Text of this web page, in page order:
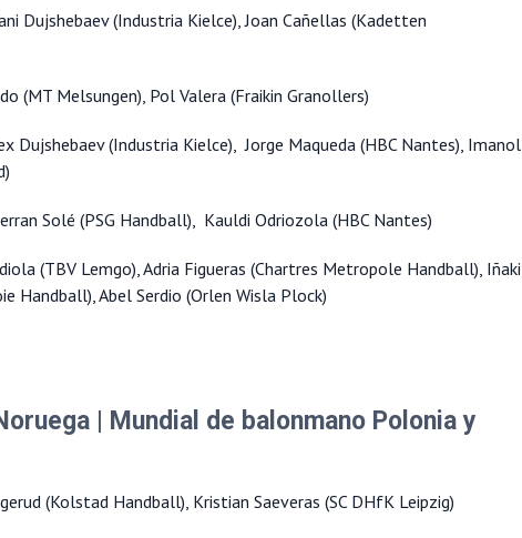
Dujshebaev (Industria Kielce), Joan Cañellas (Kadetten
(MT Melsungen), Pol Valera (Fraikin Granollers)
Dujshebaev (Industria Kielce), Jorge Maqueda (HBC Nantes), Imanol
Solé (PSG Handball), Kauldi Odriozola (HBC Nantes)
(TBV Lemgo), Adria Figueras (Chartres Metropole Handball), Iñaki
Handball), Abel Serdio (Orlen Wisla Plock)
| Mundial de balonmano Polonia y
(Kolstad Handball), Kristian Saeveras (SC DHfK Leipzig)